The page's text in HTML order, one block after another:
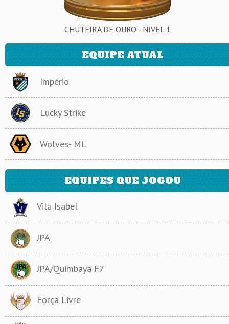
CHUTEIRA DE OURO - NíVEL 1
EQUIPE ATUAL
Império
Lucky Strike
Wolves- ML
EQUIPES QUE JOGOU
Vila Isabel
JPA
JPA/Quimbaya F7
Força Livre